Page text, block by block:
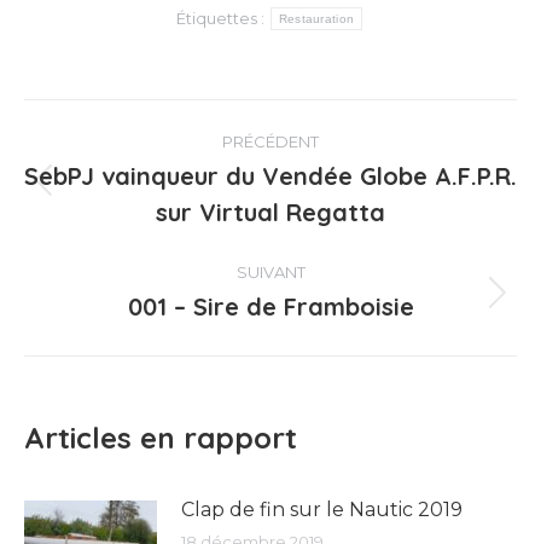
Étiquettes :
Restauration
Navigation
article
PRÉCÉDENT
précédent
SebPJ vainqueur du Vendée Globe A.F.P.R.
sur Virtual Regatta
SUIVANT
Article
001 – Sire de Framboisie
Articles en rapport
Clap de fin sur le Nautic 2019